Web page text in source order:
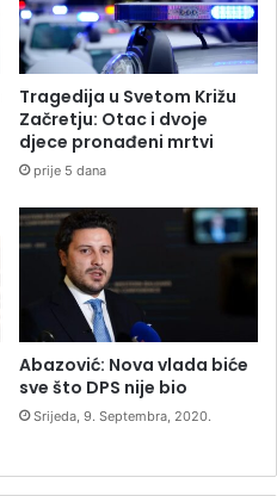
Tragedija u Svetom Križu
Začretju: Otac i dvoje
djece pronađeni mrtvi
prije 5 dana
Abazović: Nova vlada biće
sve što DPS nije bio
Srijeda, 9. Septembra, 2020.